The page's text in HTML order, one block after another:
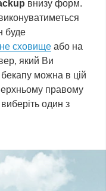
внизу форм.
буде
сховище або на
який Ви
бекапу можна в цій
правому
виберіть один з